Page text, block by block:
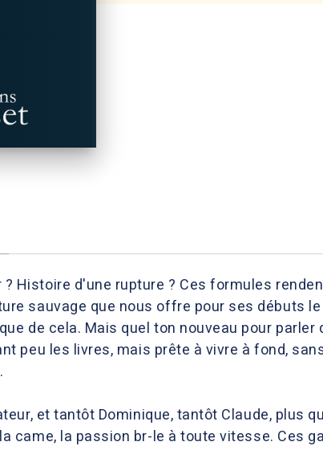
? Histoire d'une rupture ? Ces formules
sauvage que nous offre pour ses débuts
de cela. Mais quel ton nouveau pour
peu les livres, mais prête à vivre à fond,
et tantôt Dominique, tantôt Claude, plus
came, la passion br-le à toute vitesse. Ces